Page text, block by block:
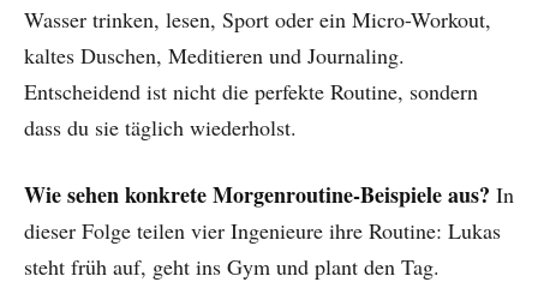
Wasser trinken, lesen, Sport oder ein Micro-Workout,
kaltes Duschen, Meditieren und Journaling.
Entscheidend ist nicht die perfekte Routine, sondern
dass du sie täglich wiederholst.
Wie sehen konkrete Morgenroutine-Beispiele aus? In
dieser Folge teilen vier Ingenieure ihre Routine: Lukas
steht früh auf, geht ins Gym und plant den Tag.